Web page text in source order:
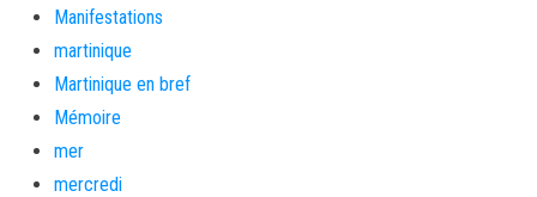
Manifestations
martinique
Martinique en bref
Mémoire
mer
mercredi